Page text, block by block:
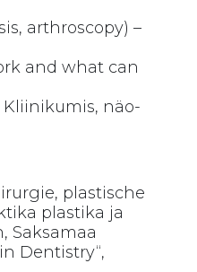
arthroscopy) –
and what can
Kliinikumis, näo-
plastische
plastika ja
Saksamaa
Dentistry“,